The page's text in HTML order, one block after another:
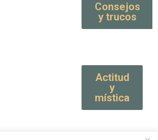
Consejos
y trucos
Actitud
y
mística